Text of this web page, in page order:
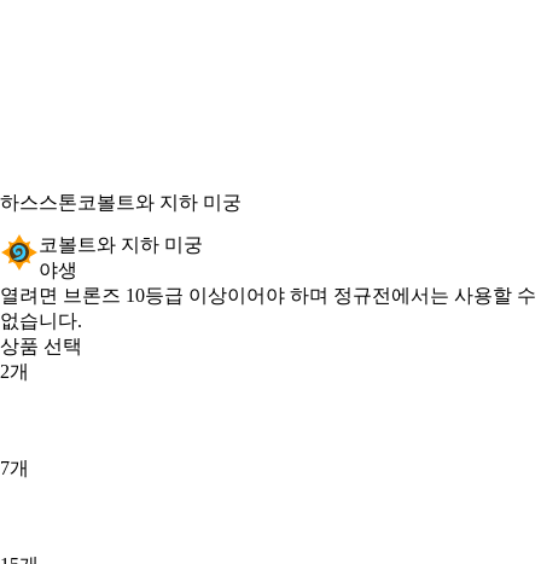
하스스톤코볼트와 지하 미궁
코볼트와 지하 미궁
야생
Product Notification
열려면 브론즈 10등급 이상이어야 하며 정규전에서는 사용할 수
없습니다.
상품 선택
2개
7개